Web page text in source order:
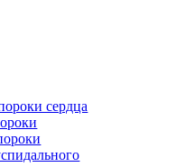
сердца